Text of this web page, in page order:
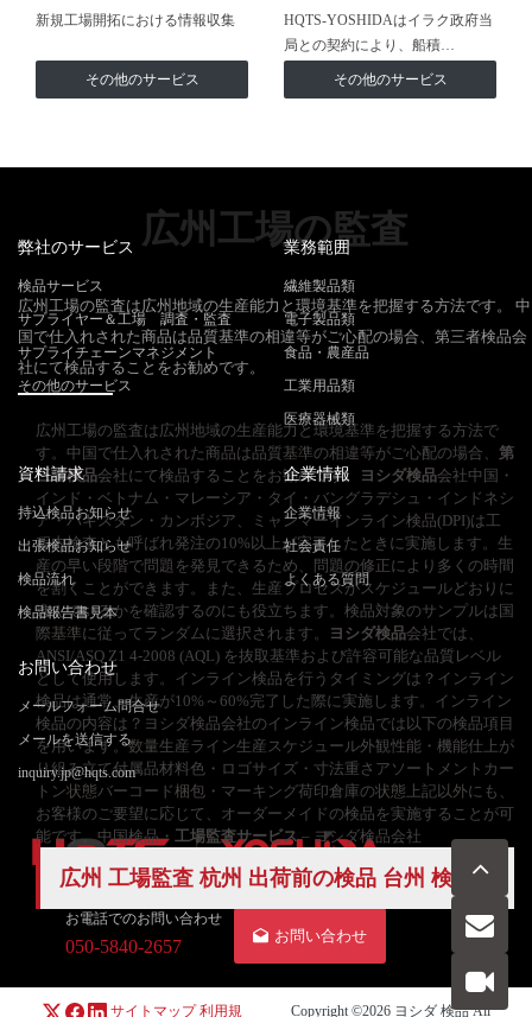
新規工場開拓における情報収集
その他のサービス
HQTS-YOSHIDAはイラク政府当
局との契約により、船積…
その他のサービス
広州工場の監査
広州工場の監査は広州地域の生産能力と環境基準を把握する方法です。 中
国で仕入れされた商品は品質基準の相違等がご心配の場合、第三者検品会
社にて検品することをお勧めです。
広州工場の監査は広州地域の生産能力と環境基準を把握する方法で
す。中国で仕入れされた商品は品質基準の相違等がご心配の場合、 第
三者検品会社にて検品することをお勧めです。 ヨシダ検品会社中国・
インド・ベトナム・マレーシア・タイ・バングラデシュ・インドネシ
ア・パキスタン・カンボジア、ミャンマーインライン検品(DPI)は工
程内検査とも呼ばれ発注の10%以上が完了したときに実施します。生
産の早い段階で問題を発見できるため、問題の修正により多くの時間
を割くことができます。また、生産プロセスがスケジュールどおりに
進んでいるかを確認するのにも役立ちます。検品対象のサンプルは国
際基準に従ってランダムに選択されます。
ヨシダ検品会社では、
ANSI/ASQ Z1 4-2008 (AQL) を抜取基準および許容可能な品質レベル
として使用します。インライン検品を行うタイミングは？インライン
検品は通常、生産が10%～60%完了した際に実施します。インライン
検品の内容は？ヨシダ検品会社のインライン検品では以下の検品項目
を用います。数量生産ライン生産スケジュール外観性能・機能仕上が
り組み立て付属品材料色・ロゴサイズ・寸法重さアソートメントカー
トン状態バーコード梱包・マーキング荷印倉庫の状態上記以外にも、
お客様のご要望に応じて、オーダーメイドの検品を実施することが可
能です。中国検品・ 工場監査サービス– ヨシダ検品会社
広州 工場監査 杭州 出荷前の検品 台州 検品
弊社のサービス
検品サービス
サプライヤー＆工場 調査・監査
サプライチェーンマネジメント
その他のサービス
業務範囲
繊維製品類
電子製品類
食品・農産品
工業用品類
医療器械類
資料請求
持込検品お知らせ
出張検品お知らせ
検品流れ
検品報告書見本
企業情報
企業情報
社会責任
よくある質問
お問い合わせ
メールフォーム問合せ
メールを送信する
inquiry.jp@hqts.com
お電話でのお問い合わせ
050-5840-2657
お問い合わせ
サイトマップ 利用規 Copyright ©2026 ヨシダ 検品All